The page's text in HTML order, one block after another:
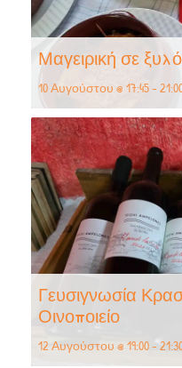
Μαγειρική σε
10 Αυγούστου @ 17:45-
Γευσιγνωσία
Οινοποιείο
12 Αυγούστου @ 19:00-